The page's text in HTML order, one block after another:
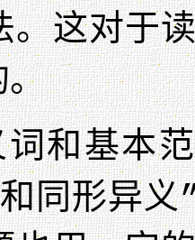
。这对于
。
和基本
同形异